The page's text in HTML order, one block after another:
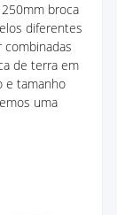
broca
diferentes
de terra em
e tamanho
uma